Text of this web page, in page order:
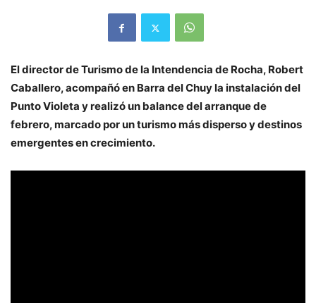
El director de Turismo de la Intendencia de Rocha, Robert
Caballero, acompañó en Barra del Chuy la instalación del
Punto Violeta y realizó un balance del arranque de
febrero, marcado por un turismo más disperso y destinos
emergentes en crecimiento.